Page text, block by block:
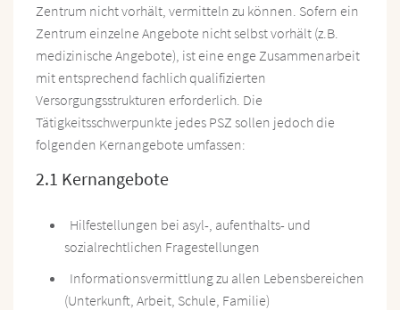
Zentrum nicht vorhält, vermitteln zu können. Sofern ein
Zentrum einzelne Angebote nicht selbst vorhält (z.B.
medizinische Angebote), ist eine enge Zusammenarbeit
mit entsprechend fachlich qualifizierten
Versorgungsstrukturen erforderlich. Die
Tätigkeitsschwerpunkte jedes PSZ sollen jedoch die
folgenden Kernangebote umfassen:
2.1 Kernangebote
Hilfestellungen bei asyl-, aufenthalts- und
sozialrechtlichen Fragestellungen
Informationsvermittlung zu allen Lebensbereichen
(Unterkunft, Arbeit, Schule, Familie)